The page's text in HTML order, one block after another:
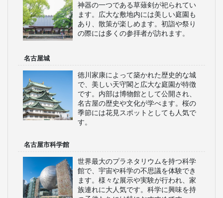
神器の一つである草薙剣が祀られてい
ます。広大な敷地内には美しい庭園も
あり、散策が楽しめます。初詣や祭り
の際には多くの参拝者が訪れます。
名古屋城
徳川家康によって築かれた歴史的な城
で、美しい天守閣と広大な庭園が特徴
です。内部は博物館として公開され、
名古屋の歴史や文化が学べます。桜の
季節には花見スポットとしても人気で
す。
名古屋市科学館
世界最大のプラネタリウムを持つ科学
館で、宇宙や科学の不思議を体験でき
ます。様々な展示や実験が行われ、家
族連れに大人気です。科学に興味を持